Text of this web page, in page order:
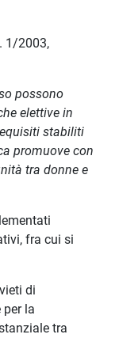
1/2003,
possono
elettive in
stabiliti
promuove con
tra donne e
fra cui si
di
la
tra